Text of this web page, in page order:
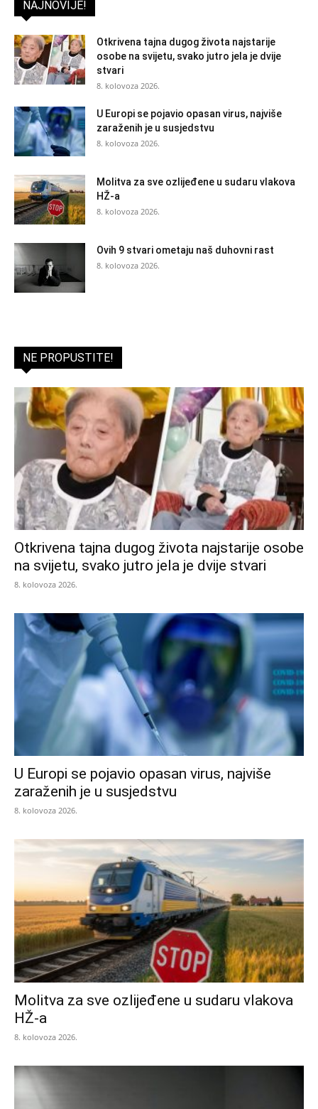
NAJNOVIJE!
Otkrivena tajna dugog života najstarije
osobe na svijetu, svako jutro jela je dvije
stvari
8. kolovoza 2026.
U Europi se pojavio opasan virus, najviše
zaraženih je u susjedstvu
8. kolovoza 2026.
Molitva za sve ozlijeđene u sudaru vlakova
HŽ-a
8. kolovoza 2026.
Ovih 9 stvari ometaju naš duhovni rast
8. kolovoza 2026.
NE PROPUSTITE!
Otkrivena tajna dugog života najstarije osobe
na svijetu, svako jutro jela je dvije stvari
8. kolovoza 2026.
U Europi se pojavio opasan virus, najviše
zaraženih je u susjedstvu
8. kolovoza 2026.
Molitva za sve ozlijeđene u sudaru vlakova
HŽ-a
8. kolovoza 2026.